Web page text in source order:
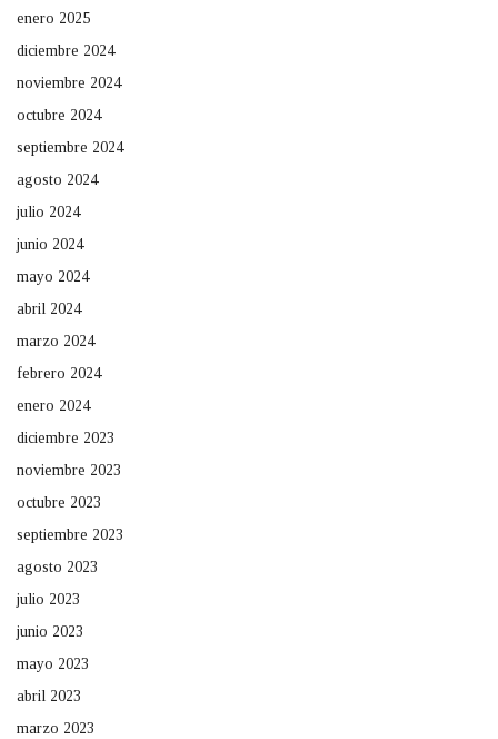
enero 2025
diciembre 2024
noviembre 2024
octubre 2024
septiembre 2024
agosto 2024
julio 2024
junio 2024
mayo 2024
abril 2024
marzo 2024
febrero 2024
enero 2024
diciembre 2023
noviembre 2023
octubre 2023
septiembre 2023
agosto 2023
julio 2023
junio 2023
mayo 2023
abril 2023
marzo 2023